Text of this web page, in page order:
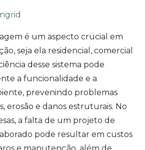
é um aspecto crucial em
seja ela residencial, comercial
desse sistema pode
a funcionalidade e a
prevenindo problemas
erosão e danos estruturais. No
a falta de um projeto de
pode resultar em custos